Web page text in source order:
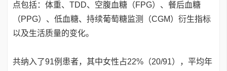
点包括：体重、TDD、空腹血糖（FPG）、餐后血糖
（PPG）、低血糖、持续葡萄糖监测（CGM）衍生指标
以及生活质量的变化。
共纳入了91例患者，其中女性占22%（20/91），平均年